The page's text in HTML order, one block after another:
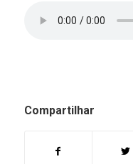
Compartilhar